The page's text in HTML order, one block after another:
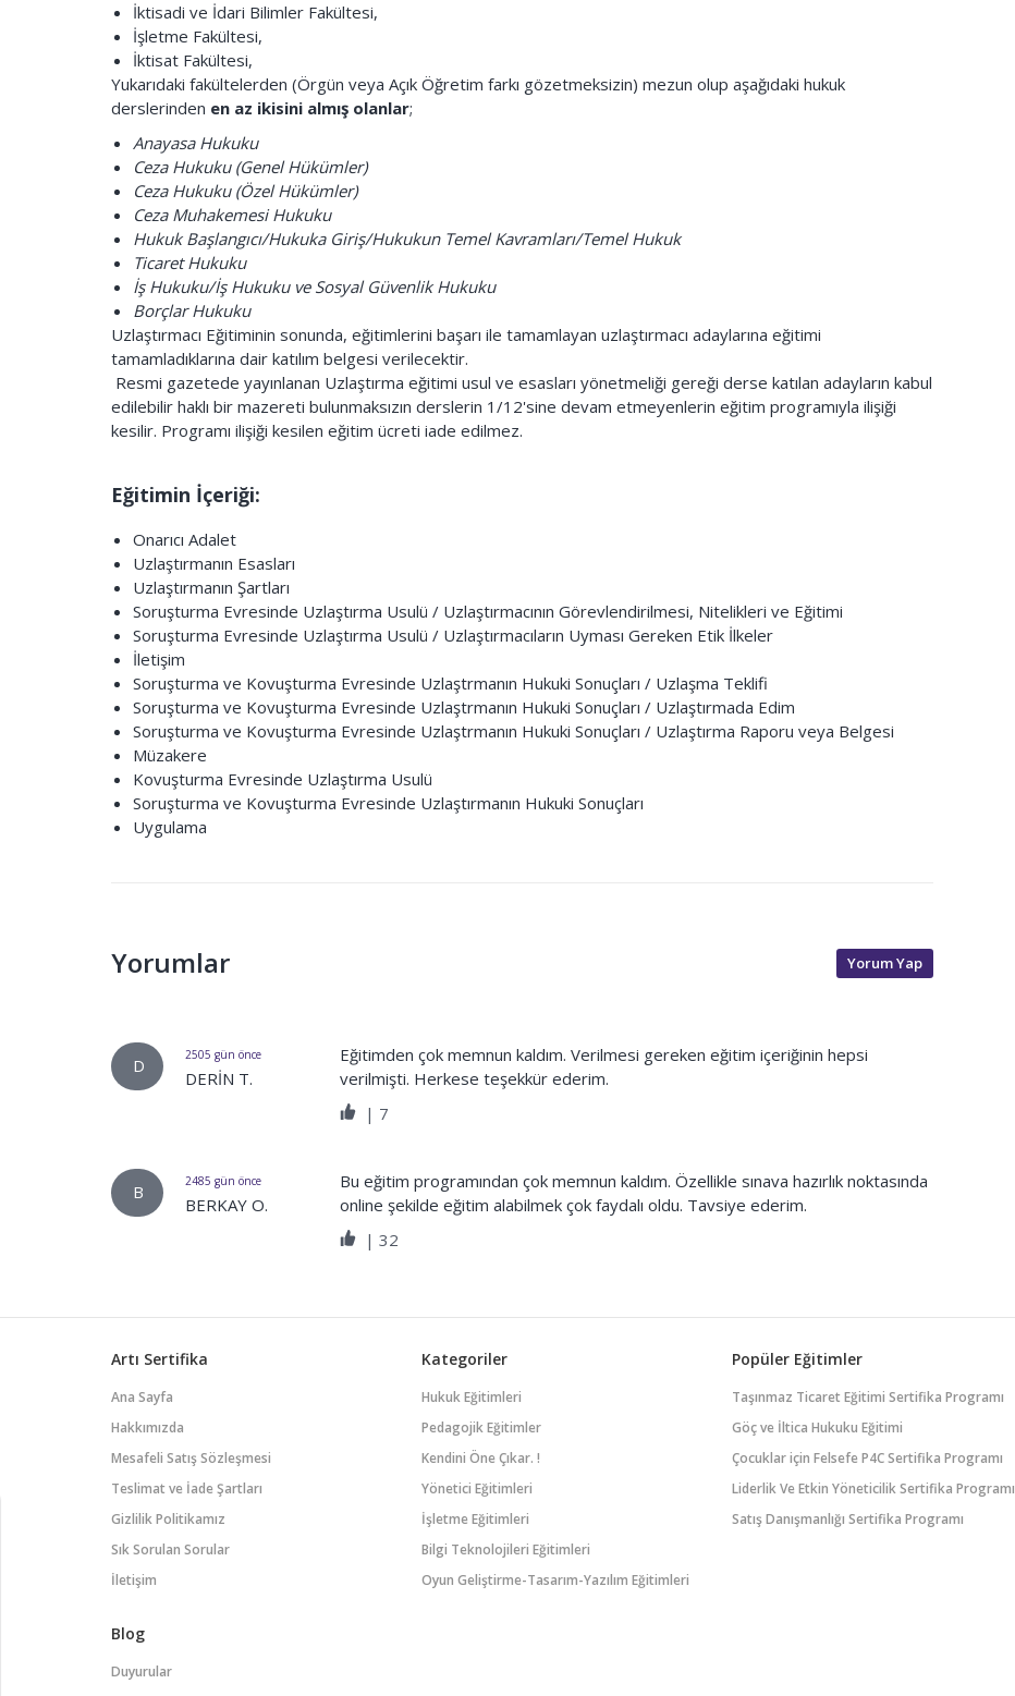
İktisadi ve İdari Bilimler Fakültesi,
İşletme Fakültesi,
İktisat Fakültesi,
Yukarıdaki fakültelerden (Örgün veya Açık Öğretim farkı gözetmeksizin) mezun olup aşağıdaki hukuk
derslerinden en az ikisini almış olanlar;
Anayasa Hukuku
Ceza Hukuku (Genel Hükümler)
Ceza Hukuku (Özel Hükümler)
Ceza Muhakemesi Hukuku
Hukuk Başlangıcı/Hukuka Giriş/Hukukun Temel Kavramları/Temel Hukuk
Ticaret Hukuku
İş Hukuku/İş Hukuku ve Sosyal Güvenlik Hukuku
Borçlar Hukuku
Uzlaştırmacı Eğitiminin sonunda, eğitimlerini başarı ile tamamlayan uzlaştırmacı adaylarına eğitimi
tamamladıklarına dair katılım belgesi verilecektir.
Resmi gazetede yayınlanan Uzlaştırma eğitimi usul ve esasları yönetmeliği gereği derse katılan adayların kabul
edilebilir haklı bir mazereti bulunmaksızın derslerin 1/12'sine devam etmeyenlerin eğitim programıyla ilişiği
kesilir. Programı ilişiği kesilen eğitim ücreti iade edilmez.
Eğitimin İçeriği:
Onarıcı Adalet
Uzlaştırmanın Esasları
Uzlaştırmanın Şartları
Soruşturma Evresinde Uzlaştırma Usulü / Uzlaştırmacının Görevlendirilmesi, Nitelikleri ve Eğitimi
Soruşturma Evresinde Uzlaştırma Usulü / Uzlaştırmacıların Uyması Gereken Etik İlkeler
İletişim
Soruşturma ve Kovuşturma Evresinde Uzlaştrmanın Hukuki Sonuçları / Uzlaşma Teklifi
Soruşturma ve Kovuşturma Evresinde Uzlaştrmanın Hukuki Sonuçları / Uzlaştırmada Edim
Soruşturma ve Kovuşturma Evresinde Uzlaştrmanın Hukuki Sonuçları / Uzlaştırma Raporu veya Belgesi
Müzakere
Kovuşturma Evresinde Uzlaştırma Usulü
Soruşturma ve Kovuşturma Evresinde Uzlaştırmanın Hukuki Sonuçları
Uygulama
Yorumlar Yorum Yap
D 2505 gün önce
DERİN T.
Eğitimden çok memnun kaldım. Verilmesi gereken eğitim içeriğinin hepsi
verilmişti. Herkese teşekkür ederim.
| 7
B 2485 gün önce
BERKAY O.
Bu eğitim programından çok memnun kaldım. Özellikle sınava hazırlık noktasında
online şekilde eğitim alabilmek çok faydalı oldu. Tavsiye ederim.
| 32
Artı Sertifika
Ana Sayfa
Hakkımızda
Mesafeli Satış Sözleşmesi
Teslimat ve İade Şartları
Gizlilik Politikamız
Sık Sorulan Sorular
İletişim
Blog
Duyurular
Kategoriler
Hukuk Eğitimleri
Pedagojik Eğitimler
Kendini Öne Çıkar. !
Yönetici Eğitimleri
İşletme Eğitimleri
Bilgi Teknolojileri Eğitimleri
Oyun Geliştirme-Tasarım-Yazılım Eğitimleri
Popüler Eğitimler
Taşınmaz Ticaret Eğitimi Sertifika Programı
Göç ve İltica Hukuku Eğitimi
Çocuklar için Felsefe P4C Sertifika Programı
Liderlik Ve Etkin Yöneticilik Sertifika Programı
Satış Danışmanlığı Sertifika Programı